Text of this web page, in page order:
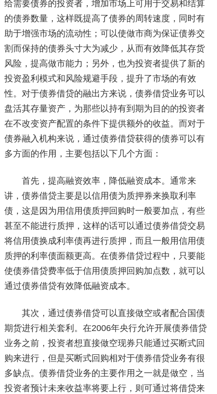
给需要债券的投资者，增加市场上可用于交易和结算
的债券数量，这样既提高了债券的周转速度，同时有
助于增强市场的流动性；可以使做市商为保证债券交
割而保持的债券头寸大为减少，从而有效降低其存货
风险，提高做市能力；另外，也为投资者提供了新的
投资盈利模式和风险规避手段，提升了市场的有效
性。对于债券借贷的融出方来说，债券借贷业务可以
盘活其存量资产，为那些以持有到期为目的的投资者
在不改变资产配置的条件下提供额外的收益。而对于
债券融入机构来说，通过债券借贷获得的债券可以有
多方面的作用，主要包括以下几个方面：
首先，提高融资效率，降低融资成本。通常来
讲，债券借贷主要是以信用债为质押券来换取利率
债，这是因为用信用债质押回购时一般要加点，有些
甚至不能进行质押，这样的话可以通过债券借贷交易
将信用债换成利率债再进行质押，而且一般用信用债
质押的利率债面额更高。在债券借贷过程中，只要能
使债券借贷费率低于信用债质押回购加点数，就可以
通过债券借贷有效降低融资成本。
其次，通过债券借贷可以直接做空或者配合国债
期货进行相关套利。在2006年央行允许开展债券借贷
业务之前，投资者想直接做空现券只能通过买断式回
购来进行，但是买断式回购相对于债券借贷业务有很
多缺点。债券借贷业务的主要作用之一就是做空，当
投资者预计未来收益率将要上行，则可通过将借贷来